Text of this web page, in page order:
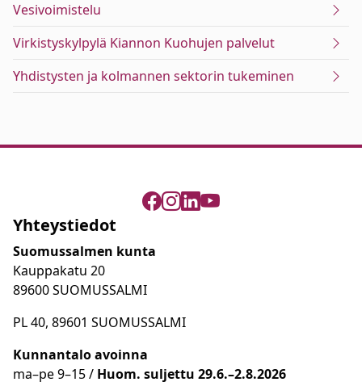
Vesivoimistelu
Virkistyskylpylä Kiannon Kuohujen palvelut
Yhdistysten ja kolmannen sektorin tukeminen
Yhteystiedot
Suomussalmen kunta
Kauppakatu 20
89600 SUOMUSSALMI
PL 40, 89601 SUOMUSSALMI
Kunnantalo avoinna
ma–pe 9–15 / Huom. suljettu 29.6.–2.8.2026